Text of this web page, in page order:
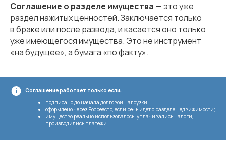
Соглашение о разделе имущества — это уже
раздел нажитых ценностей. Заключается только
в браке или после развода, и касается оно только
уже имеющегося имущества. Это не инструмент
«на будущее», а бумага «по факту».
Соглашение работает только если:
подписано до начала долговой нагрузки;
оформлено через Росреестр, если речь идет о разделе недвижимости;
имущество реально использовалось: уплачивались налоги,
производились платежи.